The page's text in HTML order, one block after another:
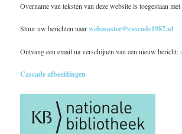
Overname van teksten van deze website is toegestaan
Stuur uw berichten naarwebmaster@cascade1987.nl
Ontvang een email na verschijnen van een nieuw bericht:
Cascade afbeeldingen